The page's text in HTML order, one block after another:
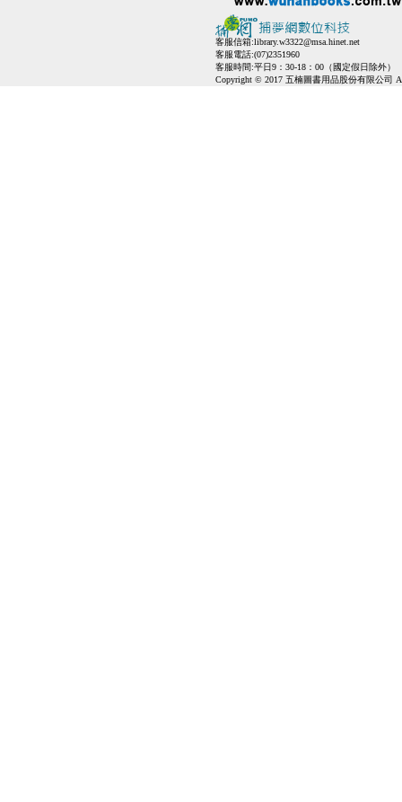
客服信箱:library.w3322@msa.hinet.net
客服電話:(07)2351960
客服時間:平日9：30-18：00（國定假日除外）
Copyright © 2017 五楠圖書用品股份有限公司